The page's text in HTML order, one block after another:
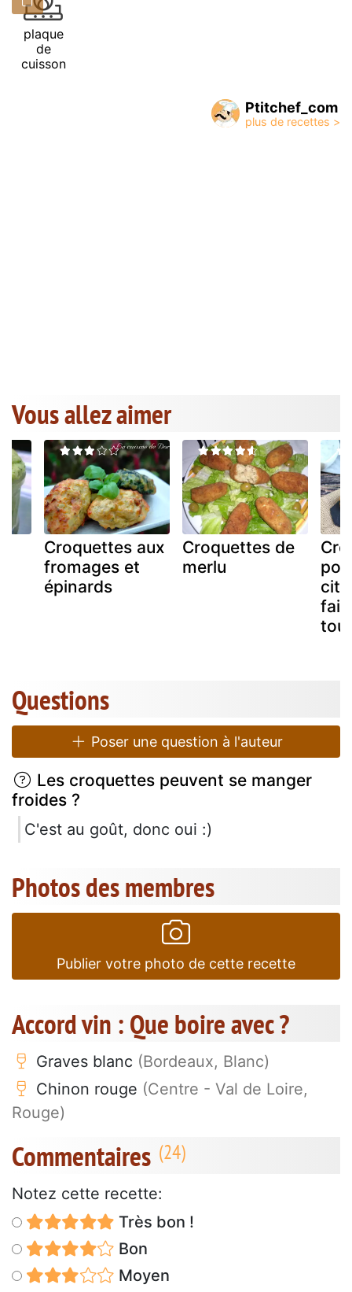
plaque
de
cuisson
Ptitchef_com
Vous allez aimer
Croquettes aux
fromages et
épinards
Croquettes de
merlu
Questions
Poser une question à l'auteur
Les croquettes peuvent se manger
froides ?
C'est au goût, donc oui :)
Photos des membres
Publier votre photo de cette recette
Accord vin : Que boire avec ?
Graves blanc (Bordeaux, Blanc)
Chinon rouge (Centre - Val de Loire,
Rouge)
Commentaires
Notez cette recette:
Très bon !
Bon
Moyen